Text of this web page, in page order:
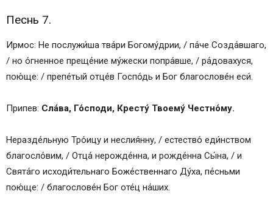
Песнь 7.
Ирмос: Не послужи́ша тва́ри Богому́дрии, / па́че Созда́вшаго,
/ но о́гненное преще́ние му́жески попра́вше, / ра́довахуся,
пою́ще: / препе́тый отце́в Госпо́дь и Бог благослове́н еси́.
Припев: Сла́ва, Го́споди, Кресту́ Твоему́ Честно́му.
Неразде́льную Тро́ицу и неслия́нну, / естество́ еди́нством
благосло́вим, / Отца́ нерожде́нна, и рожде́нна Сы́на, / и
Свята́го исходи́тельнаго Боже́ственнаго Ду́ха, пе́сньми
пою́ще: / благослове́н Бог оте́ц на́ших.